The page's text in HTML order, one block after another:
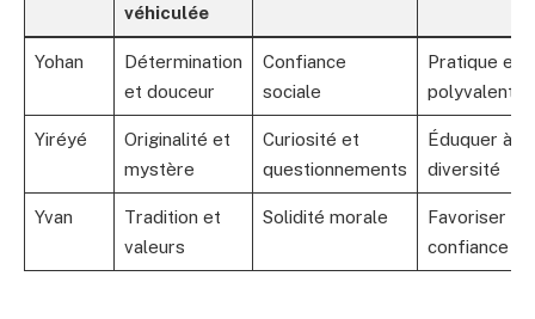
véhiculée
Yohan
Détermination
et douceur
Confiance
sociale
Pratique et
polyvalent
Yiréyé
Originalité et
mystère
Curiosité et
questionnements
Éduquer à la
diversité
Yvan
Tradition et
valeurs
Solidité morale
Favoriser la
confiance